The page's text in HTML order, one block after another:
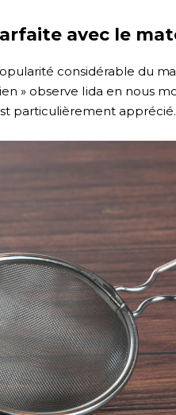
avec le
considérable du
» observe Iida en nous
particulièrement apprécié.